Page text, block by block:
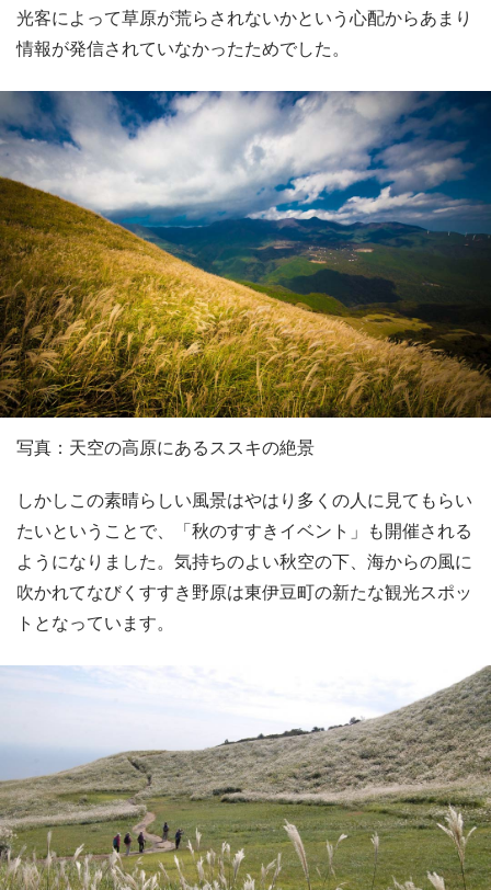
光客によって草原が荒らされないかという心配からあまり
情報が発信されていなかったためでした。
写真：天空の高原にあるススキの絶景
しかしこの素晴らしい風景はやはり多くの人に見てもらい
たいということで、「秋のすすきイベント」も開催される
ようになりました。気持ちのよい秋空の下、海からの風に
吹かれてなびくすすき野原は東伊豆町の新たな観光スポッ
トとなっています。